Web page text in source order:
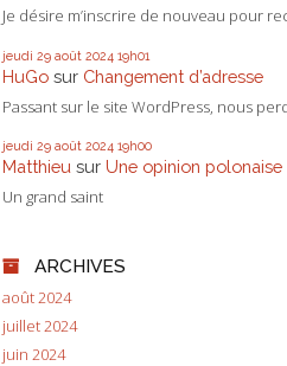
Je désire m’inscrire de nouveau pour
jeudi 29 août 2024 19h01
HuGo sur Changement d’adresse
Passant sur le site WordPress, nous
jeudi 29 août 2024 19h00
Matthieu sur Une opinion polonaise
Un grand saint
ARCHIVES
août 2024
juillet 2024
juin 2024